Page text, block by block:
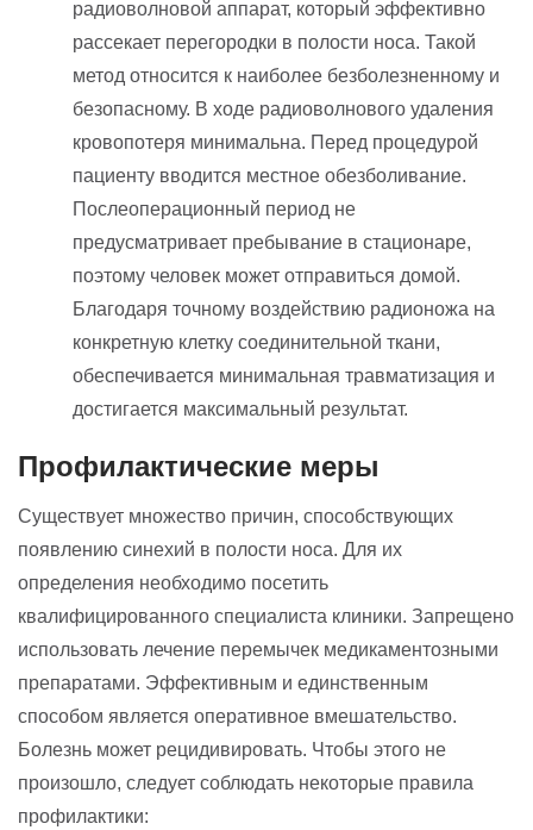
радиоволновой аппарат, который эффективно
рассекает перегородки в полости носа. Такой
метод относится к наиболее безболезненному и
безопасному. В ходе радиоволнового удаления
кровопотеря минимальна. Перед процедурой
пациенту вводится местное обезболивание.
Послеоперационный период не
предусматривает пребывание в стационаре,
поэтому человек может отправиться домой.
Благодаря точному воздействию радионожа на
конкретную клетку соединительной ткани,
обеспечивается минимальная травматизация и
достигается максимальный результат.
Профилактические меры
Существует множество причин, способствующих
появлению синехий в полости носа. Для их
определения необходимо посетить
квалифицированного специалиста клиники. Запрещено
использовать лечение перемычек медикаментозными
препаратами. Эффективным и единственным
способом является оперативное вмешательство.
Болезнь может рецидивировать. Чтобы этого не
произошло, следует соблюдать некоторые правила
профилактики: